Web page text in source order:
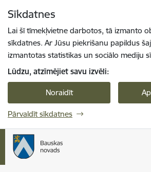
Sīkdatnes
Lai šī tīmekļvietne darbotos, tā izmanto
sīkdatnes. Ar Jūsu piekrišanu papildus
izmantotas statistikas un sociālo mediju
Lūdzu, atzīmējiet savu izvēli:
Noraidīt
Pārvaldīt sīkdatnes